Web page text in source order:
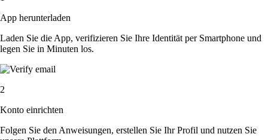
App herunterladen
Laden Sie die App, verifizieren Sie Ihre Identität per Smartphone und
legen Sie in Minuten los.
2
Konto einrichten
Folgen Sie den Anweisungen, erstellen Sie Ihr Profil und nutzen Sie